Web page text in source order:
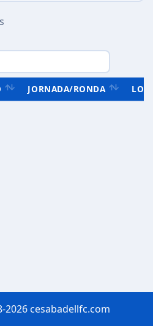
JORNADA/RONDA
2026 cesabadellfc.com